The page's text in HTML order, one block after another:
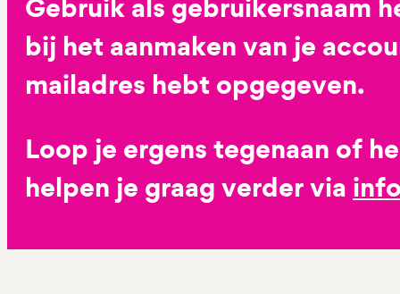
bij het aanmaken van je
mailadres hebt opgegeven.
Loop je ergens tegenaan of
helpen je graag verder via